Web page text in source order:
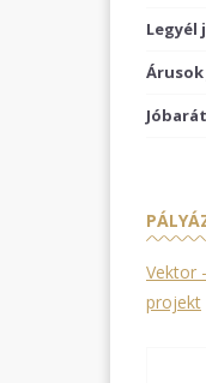
Legyél
Vektor
projekt